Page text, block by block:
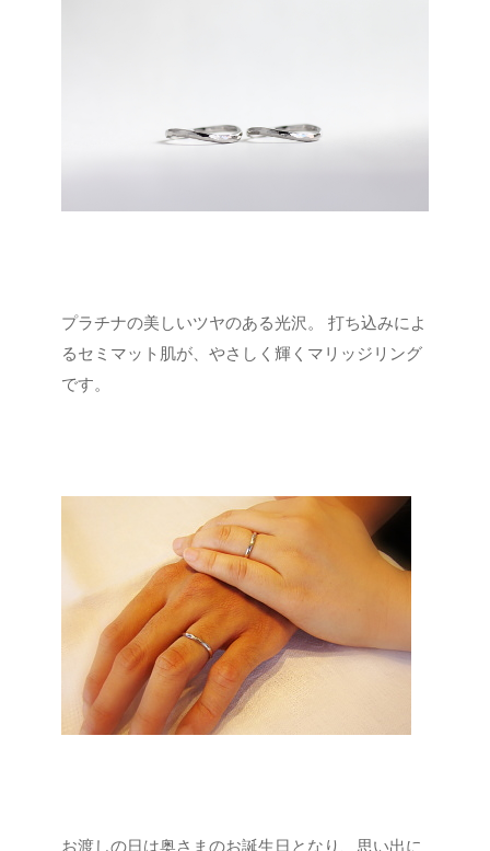
プラチナの美しいツヤのある光沢。
打ち込みによ
るセミマット肌が、やさしく輝くマリッジリング
です。
お渡しの日は奥さまのお誕生日となり、思い出に